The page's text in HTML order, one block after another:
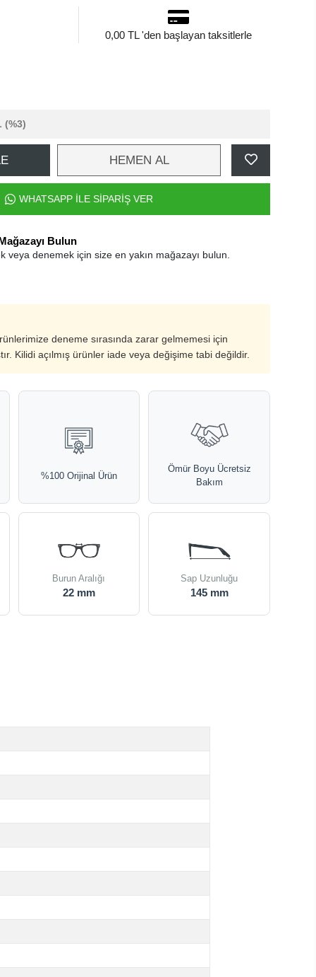
0,00 TL 'den başlayan taksitlerle
(%3)
HEMEN AL
WHATSAPP İLE SİPARİŞ VER
Bulun
veya denemek için size en yakın mağazayı bulun.
deneme sırasında zarar gelmemesi için
Kilidi açılmış ürünler iade veya değişime tabi değildir.
%100 Orijinal Ürün
Ömür Boyu Ücretsiz
Bakım
Burun Aralığı
22 mm
Sap Uzunluğu
145 mm